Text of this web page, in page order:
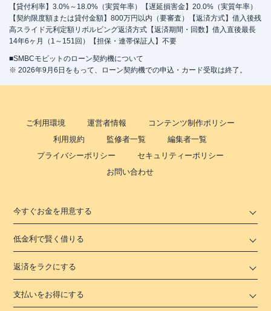
【貸付利率】3.0%～18.0%（実質年率）【遅延損害金】20.0%（実質年率）
【契約限度額または貸付金額】800万円以内（要審査）【返済方式】借入後残
高スライド元利定額リボルビング返済方式【返済期間・回数】借入直後最長
14年6ヶ月（1～151回）【担保・連帯保証人】不要
■SMBCモビットのローン契約機について
※ 2026年9月6日をもって、ローン契約機での申込・カード受取は終了。
ご利用環境 運営者情報
コンテンツ制作ポリシー
利用規約
監修者一覧
編集者一覧
プライバシーポリシー
セキュリティーポリシー
お問い合わせ
今すぐお金を用意する
低金利で賢く借りる
返済をラクにする
支払いをお得にする